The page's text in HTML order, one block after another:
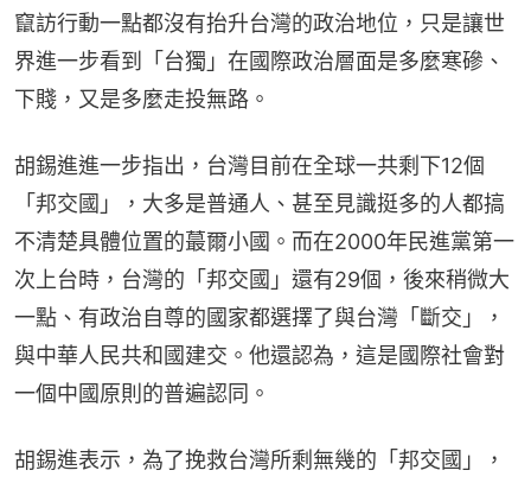
竄訪行動一點都沒有抬升台灣的政治地位，只是讓世
界進一步看到「台獨」在國際政治層面是多麼寒磣、
下賤，又是多麼走投無路。
胡錫進進一步指出，台灣目前在全球一共剩下12個
「邦交國」，大多是普通人、甚至見識挺多的人都搞
不清楚具體位置的蕞爾小國。而在2000年民進黨第一
次上台時，台灣的「邦交國」還有29個，後來稍微大
一點、有政治自尊的國家都選擇了與台灣「斷交」，
與中華人民共和國建交。他還認為，這是國際社會對
一個中國原則的普遍認同。
胡錫進表示，為了挽救台灣所剩無幾的「邦交國」，